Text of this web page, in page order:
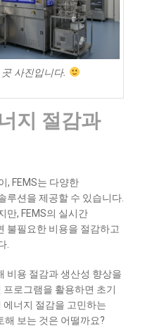
사진입니다.
지 절감과
, FEMS는 다양한
루션을 제공할 수 있습니다.
만, FEMS의 실시간
불필요한 비용을 절감하고
.
비용 절감과 생산성 향상을
로그램을 활용하면 초기
에너지 절감을 고민하는
해 보는 것은 어떨까요?